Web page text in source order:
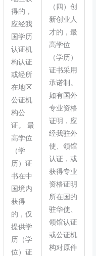
得的，
应经我
国学历
认证机
构认证
或经所
在地区
公证机
构公
证。 最
高学位
（学
历）证
书在中
国境内
获得
的，仅
提供学
历（学
位）证
（四）创
新创业人
才的，最
高学位
（学历）
证书采用
承诺制。
如有国外
专业资格
证明，应
经我驻外
使、领馆
认证，或
获得专业
资格证明
所在国的
驻华使、
领馆认证
或公证机
构对原件